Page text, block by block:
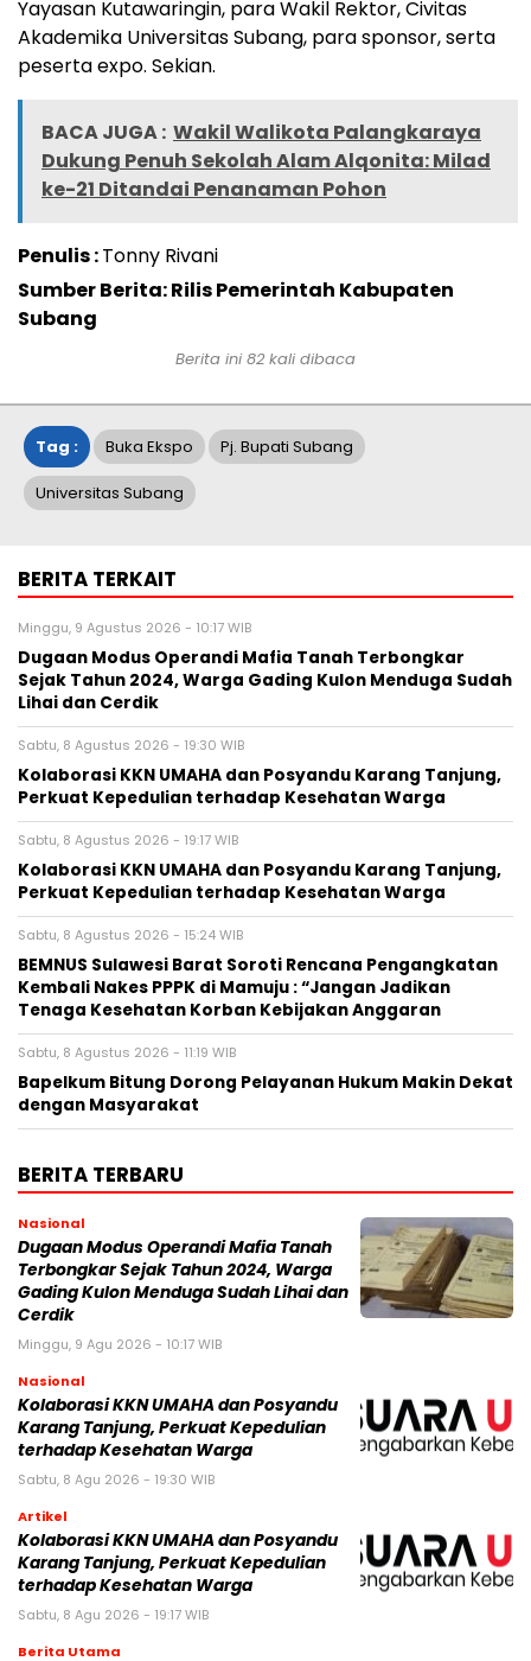
Yayasan Kutawaringin, para Wakil Rektor, Civitas
Akademika Universitas Subang, para sponsor, serta
peserta expo. Sekian.
BACA JUGA : Wakil Walikota Palangkaraya
Dukung Penuh Sekolah Alam Alqonita: Milad
ke-21 Ditandai Penanaman Pohon
Penulis :Tonny Rivani
Sumber Berita: Rilis Pemerintah Kabupaten
Subang
Berita ini 82 kali dibaca
Tag : Buka Ekspo Pj. Bupati Subang
Universitas Subang
BERITA TERKAIT
Minggu, 9 Agustus 2026 - 10:17 WIB
Dugaan Modus Operandi Mafia Tanah Terbongkar
Sejak Tahun 2024, Warga Gading Kulon Menduga Sudah
Lihai dan Cerdik
Sabtu, 8 Agustus 2026 - 19:30 WIB
Kolaborasi KKN UMAHA dan Posyandu Karang Tanjung,
Perkuat Kepedulian terhadap Kesehatan Warga
Sabtu, 8 Agustus 2026 - 19:17 WIB
Kolaborasi KKN UMAHA dan Posyandu Karang Tanjung,
Perkuat Kepedulian terhadap Kesehatan Warga
Sabtu, 8 Agustus 2026 - 15:24 WIB
BEMNUS Sulawesi Barat Soroti Rencana Pengangkatan
Kembali Nakes PPPK di Mamuju : “Jangan Jadikan
Tenaga Kesehatan Korban Kebijakan Anggaran
Sabtu, 8 Agustus 2026 - 11:19 WIB
Bapelkum Bitung Dorong Pelayanan Hukum Makin Dekat
dengan Masyarakat
BERITA TERBARU
Nasional
Dugaan Modus Operandi Mafia Tanah
Terbongkar Sejak Tahun 2024, Warga
Gading Kulon Menduga Sudah Lihai dan
Cerdik
Minggu, 9 Agu 2026 - 10:17 WIB
Nasional
Kolaborasi KKN UMAHA dan Posyandu
Karang Tanjung, Perkuat Kepedulian
terhadap Kesehatan Warga
Sabtu, 8 Agu 2026 - 19:30 WIB
Artikel
Kolaborasi KKN UMAHA dan Posyandu
Karang Tanjung, Perkuat Kepedulian
terhadap Kesehatan Warga
Sabtu, 8 Agu 2026 - 19:17 WIB
Berita Utama